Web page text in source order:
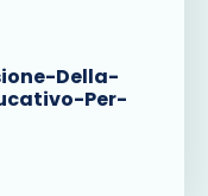
Della-
Per-